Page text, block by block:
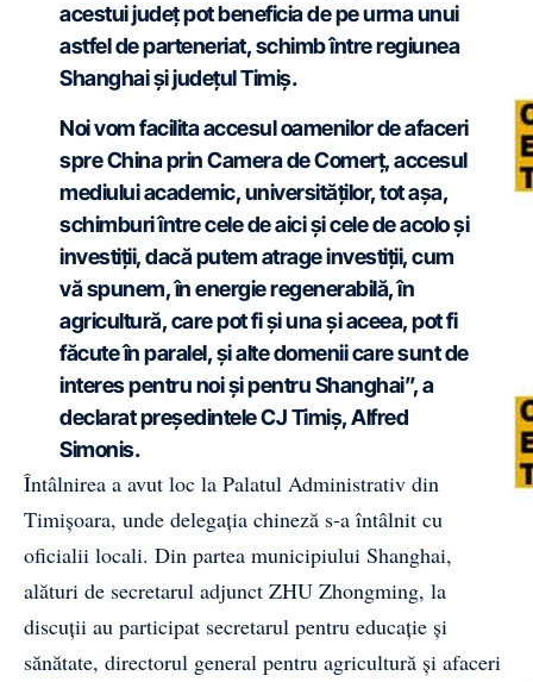
acestui județ pot beneficia de pe urma unui
astfel de parteneriat, schimb între regiunea
Shanghai și județul Timiș.
Noi vom facilita accesul oamenilor de afaceri
spre China prin Camera de Comerț, accesul
mediului academic, universităților, tot așa,
schimburi între cele de aici și cele de acolo și
investiții, dacă putem atrage investiții, cum
vă spunem, în energie regenerabilă, în
agricultură, care pot fi și una și aceea, pot fi
făcute în paralel, și alte domenii care sunt de
interes pentru noi și pentru Shanghai”, a
declarat președintele CJ Timiș, Alfred
Simonis.
Întâlnirea a avut loc la Palatul Administrativ din
Timișoara, unde delegația chineză s-a întâlnit cu
oficialii locali. Din partea municipiului Shanghai,
alături de secretarul adjunct ZHU Zhongming, la
discuții au participat secretarul pentru educație și
sănătate, directorul general pentru agricultură și afaceri